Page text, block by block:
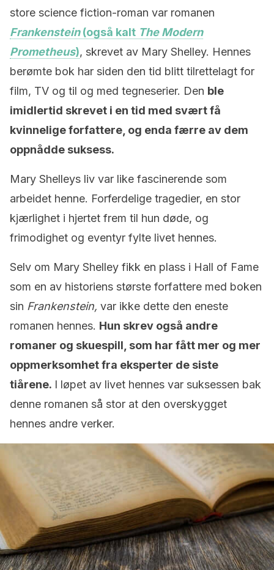
store science fiction-roman var romanen
Frankenstein(også kalt The Modern
Prometheus), skrevet av Mary Shelley. Hennes
berømte bok har siden den tid blitt tilrettelagt for
film, TV og til og med tegneserier. Den ble
imidlertid skrevet i en tid med svært få
kvinnelige forfattere, og enda færre av dem
oppnådde suksess.
Mary Shelleys liv var like fascinerende som
arbeidet henne. Forferdelige tragedier, en stor
kjærlighet i hjertet frem til hun døde, og
frimodighet og eventyr fylte livet hennes.
Selv om Mary Shelley fikk en plass i Hall of Fame
som en av historiens største forfattere med boken
sin Frankenstein, var ikke dette den eneste
romanen hennes. Hun skrev også andre
romaner og skuespill, som har fått mer og mer
oppmerksomhet fra eksperter de siste
tiårene. I løpet av livet hennes var suksessen bak
denne romanen så stor at den overskygget
hennes andre verker.